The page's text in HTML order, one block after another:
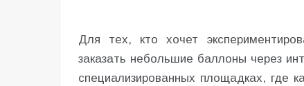
Для тех, кто хочет
заказать небольшие баллоны через
специализированных площадках, где